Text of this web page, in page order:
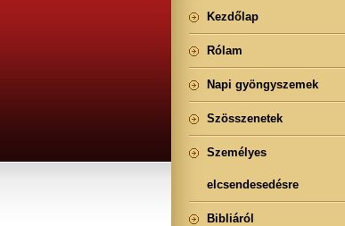
Kezdőlap
Rólam
Napi gyöngyszemek
Szösszenetek
Személyes
elcsendesedésre
Bibliáról